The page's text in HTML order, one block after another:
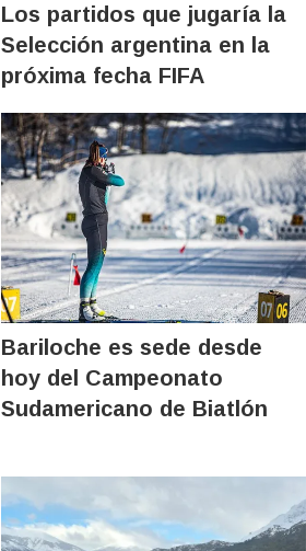
Los partidos que jugaría la
Selección argentina en la
próxima fecha FIFA
Bariloche es sede desde
hoy del Campeonato
Sudamericano de Biatlón